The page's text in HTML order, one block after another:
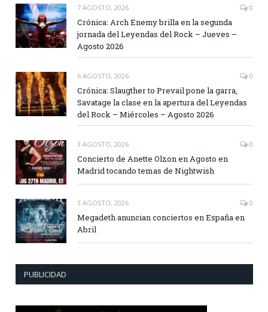
7 AGOSTO, 2026 0
Crónica: Arch Enemy brilla en la segunda
jornada del Leyendas del Rock – Jueves –
Agosto 2026
6 AGOSTO, 2026 0
Crónica: Slaugther to Prevail pone la garra,
Savatage la clase en la apertura del Leyendas
del Rock – Miércoles – Agosto 2026
3 AGOSTO, 2026 0
Concierto de Anette Olzon en Agosto en
Madrid tocando temas de Nightwish
3 AGOSTO, 2026 0
Megadeth anuncian conciertos en España en
Abril
PUBLICIDAD